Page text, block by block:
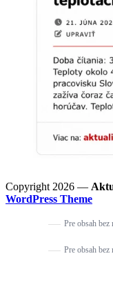
Copyright 2026 —
WordPress Theme
Pre obsah bez